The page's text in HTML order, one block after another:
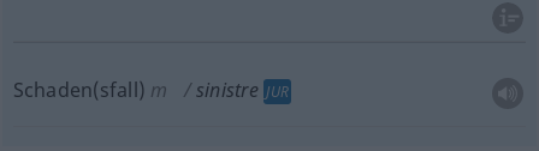
Schaden(sfall) m sinistre JUR